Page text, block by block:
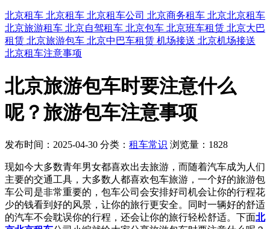
北京租车 北京租车 北京租车公司 北京商务租车 北京北京租车
北京旅游租车 北京自驾租车 北京包车 北京班车租赁 北京大巴
租赁 北京旅游包车 北京中巴车租赁 机场接送 北京机场接送
北京租车注意事项
北京旅游包车时要注意什么
呢？旅游包车注意事项
发布时间：2025-04-30 分类： 租车常识 浏览量：1828
现如今大多数青年男女都喜欢出去旅游，而随着汽车成为人们
主要的交通工具，大多数人都喜欢包车旅游，一个好的旅游包
车公司是非常重要的，包车公司会安排好司机会让你的行程花
少的钱看到好的风景，让你的旅行更安全。同时一辆好的舒适
的汽车不会耽误你的行程，还会让你的旅行轻松舒适。下面北